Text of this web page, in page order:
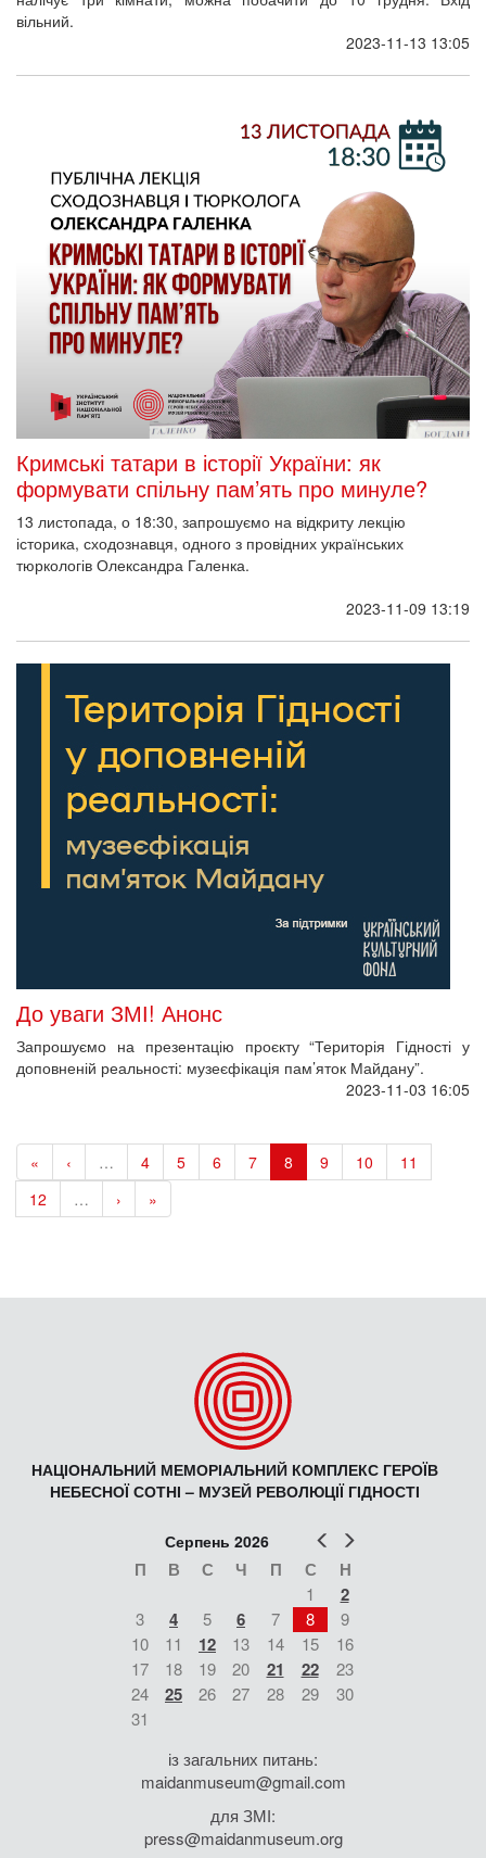
вільний.
2023-11-13 13:05
Кримські татари в історії України: як
формувати спільну пам’ять про минуле?
13 листопада, о 18:30, запрошуємо на відкриту лекцію
історика, сходознавця, одного з провідних українських
тюркологів Олександра Галенка.
2023-11-09 13:19
До уваги ЗМІ! Анонс
Запрошуємо на презентацію проєкту “Територія Гідності у
доповненій реальності: музеєфікація пам’яток Майдану”.
2023-11-03 16:05
« ‹ … 4 5 6 7 8 9 10
11
12
… › »
НАЦІОНАЛЬНИЙ МЕМОРІАЛЬНИЙ КОМПЛЕКС ГЕРОЇВ
НЕБЕСНОЇ СОТНІ – МУЗЕЙ РЕВОЛЮЦІЇ ГІДНОСТІ
Попер
Серпень 2026
П В С Ч П С Н
1 2
3 4 5 6 7 8
9
10
11 12 13 14 15
16
17
18 19 20 21 22
23
24
25 26 27 28 29
30
31
із загальних питань:
maidanmuseum@gmail.com
для ЗМІ:
press@maidanmuseum.org